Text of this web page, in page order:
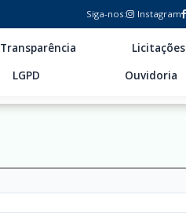
Siga-nos: Instagram
Transparência Licitações
LGPD Ouvidoria